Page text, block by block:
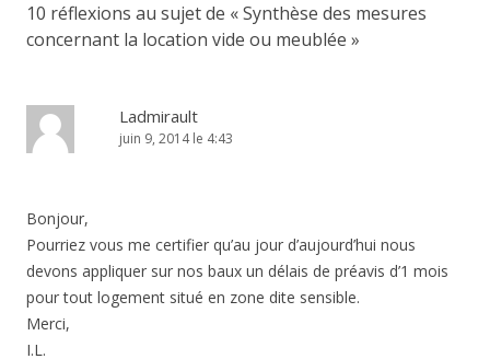
10 réflexions au sujet de «Synthèse des mesures
concernant la location vide ou meublée »
Ladmirault
juin 9, 2014 le 4:43
Bonjour,
Pourriez vous me certifier qu’au jour d’aujourd’hui nous
devons appliquer sur nos baux un délais de préavis d’1 mois
pour tout logement situé en zone dite sensible.
Merci,
I.L.